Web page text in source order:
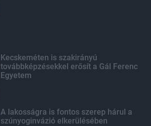
Kecskeméten is szakirányú
továbbképzésekkel erősít a Gál Ferenc
Egyetem
A lakosságra is fontos szerep hárul a
szúnyoginvázió elkerülésében